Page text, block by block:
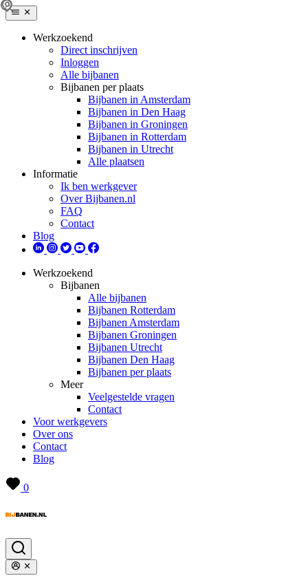
Werkzoekend
Direct inschrijven
Inloggen
Alle bijbanen
Bijbanen per plaats
Bijbanen in Amsterdam
Bijbanen in Den Haag
Bijbanen in Groningen
Bijbanen in Rotterdam
Bijbanen in Utrecht
Alle plaatsen
Informatie
Ik ben werkgever
Over Bijbanen.nl
FAQ
Contact
Blog
Werkzoekend
Bijbanen
Alle bijbanen
Bijbanen Rotterdam
Bijbanen Amsterdam
Bijbanen Groningen
Bijbanen Utrecht
Bijbanen Den Haag
Bijbanen per plaats
Meer
Veelgestelde vragen
Contact
Voor werkgevers
Over ons
Contact
Blog
0